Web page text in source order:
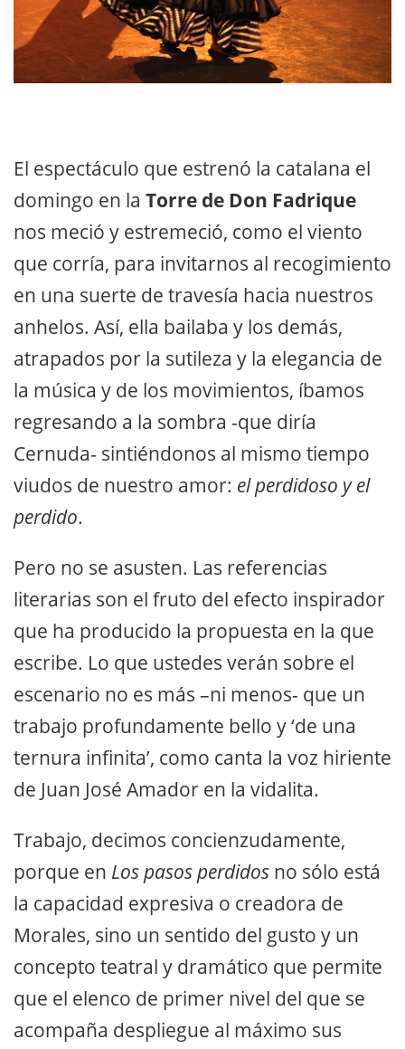
El espectáculo que estrenó la catalana el
domingo en la Torre de Don Fadrique
nos meció y estremeció, como el viento
que corría, para invitarnos al recogimiento
en una suerte de travesía hacia nuestros
anhelos. Así, ella bailaba y los demás,
atrapados por la sutileza y la elegancia de
la música y de los movimientos, íbamos
regresando a la sombra -que diría
Cernuda- sintiéndonos al mismo tiempo
viudos de nuestro amor: el perdidoso y el
perdido.
Pero no se asusten. Las referencias
literarias son el fruto del efecto inspirador
que ha producido la propuesta en la que
escribe. Lo que ustedes verán sobre el
escenario no es más –ni menos- que un
trabajo profundamente bello y ‘de una
ternura infinita’, como canta la voz hiriente
de Juan José Amador en la vidalita.
Trabajo, decimos concienzudamente,
porque en Los pasos perdidos no sólo está
la capacidad expresiva o creadora de
Morales, sino un sentido del gusto y un
concepto teatral y dramático que permite
que el elenco de primer nivel del que se
acompaña despliegue al máximo sus